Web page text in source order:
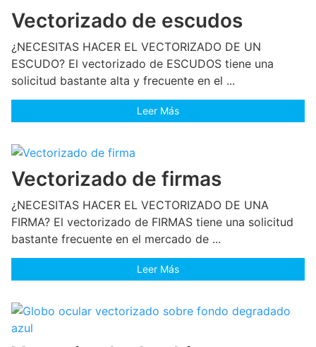
Vectorizado de escudos
¿NECESITAS HACER EL VECTORIZADO DE UN
ESCUDO? El vectorizado de ESCUDOS tiene una
solicitud bastante alta y frecuente en el ...
Leer Más
Vectorizado de firmas
¿NECESITAS HACER EL VECTORIZADO DE UNA
FIRMA? El vectorizado de FIRMAS tiene una solicitud
bastante frecuente en el mercado de ...
Leer Más